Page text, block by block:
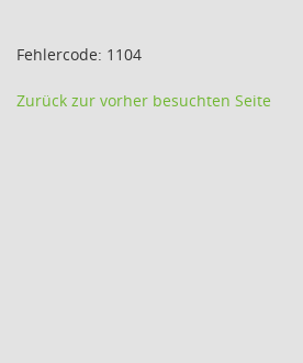
Fehlercode: 1104
Zurück zur vorher besuchten Seite